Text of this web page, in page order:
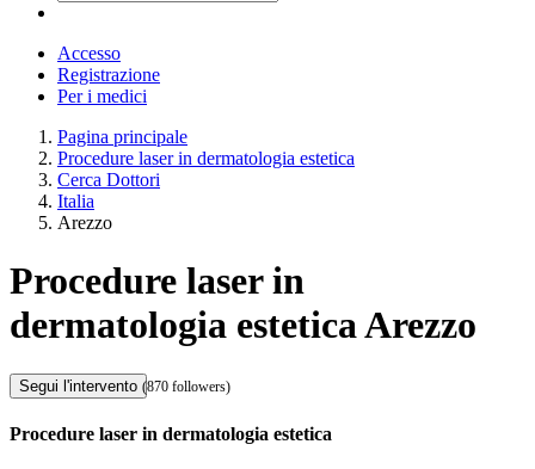
Accesso
Registrazione
Per i medici
Pagina principale
Procedure laser in dermatologia estetica
Cerca Dottori
Italia
Arezzo
Procedure laser in
dermatologia estetica Arezzo
Segui l'intervento (870 followers)
Procedure laser in dermatologia estetica